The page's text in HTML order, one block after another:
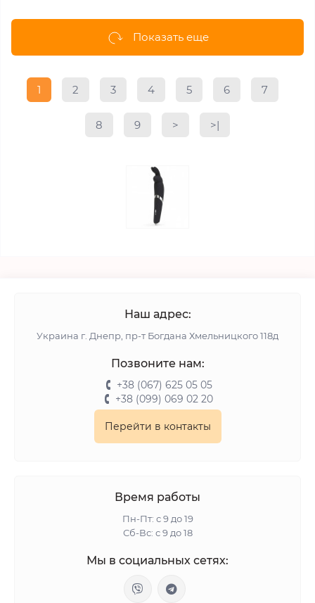
Показать еще
1 2 3 4 5 6 7
8 9 > >|
Наш адрес:
Украина г. Днепр, пр-т Богдана Хмельницкого 118д
Позвоните нам:
+38 (067) 625 05 05
+38 (099) 069 02 20
Перейти в контакты
Время работы
Пн-Пт: с 9 до 19
Сб-Вс: с 9 до 18
Мы в социальных сетях: